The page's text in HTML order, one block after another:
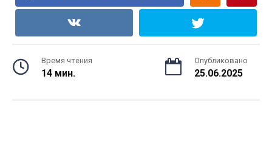
Время чтения
14 мин.
Опубликовано
25.06.2025